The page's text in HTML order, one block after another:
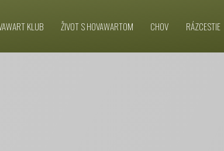
KLUB ŽIVOT S HOVAWARTOM CHOV RÁZCESTIE